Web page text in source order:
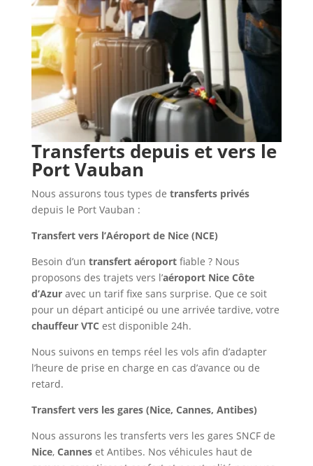
Transferts depuis et vers le
Port Vauban
Nous assurons tous types de transferts privés
depuis le Port Vauban :
Transfert vers l’Aéroport de Nice (NCE)
Besoin d’un transfert aéroportfiable ? Nous
proposons des trajets vers l’aéroport Nice Côte
d’Azuravec un tarif fixe sans surprise. Que ce soit
pour un départ anticipé ou une arrivée tardive, votre
chauffeur VTC est disponible 24h.
Nous suivons en temps réel les vols afin d’adapter
l’heure de prise en charge en cas d’avance ou de
retard.
Transfert vers les gares (Nice, Cannes, Antibes)
Nous assurons les transferts vers les gares SNCF de
Nice, Canneset Antibes. Nos véhicules haut de